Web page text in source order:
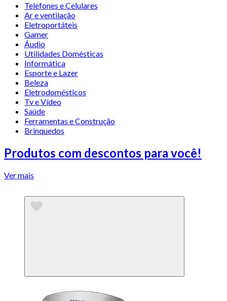
Telefones e Celulares
Ar e ventilação
Eletroportáteis
Gamer
Áudio
Utilidades Domésticas
Informática
Esporte e Lazer
Beleza
Eletrodomésticos
Tv e Vídeo
Saúde
Ferramentas e Construção
Brinquedos
Produtos com descontos para você!
Ver mais